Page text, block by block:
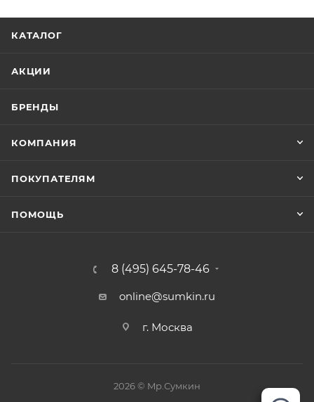
расцветку в магазинах Вашего города или в
вариант подбирается, исходя из наличия.
КАТАЛОГ
АКЦИИ
БРЕНДЫ
КОМПАНИЯ
ПОКУПАТЕЛЯМ
ПОМОЩЬ
8 (495) 645-78-46
online@sumkin.ru
г. Москва
2026 © Mр.Сумкин